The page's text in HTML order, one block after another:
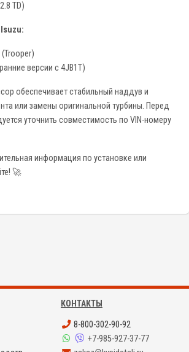
TD)
(Trooper)
версии с 4JB1T)
обеспечивает стабильный наддув и
или замены оригинальной турбины. Перед
уточнить совместимость по VIN-номеру
информация по установке или
🚀
КОНТАКТЫ
8-800-302-90-92
+7-985-927-37-77